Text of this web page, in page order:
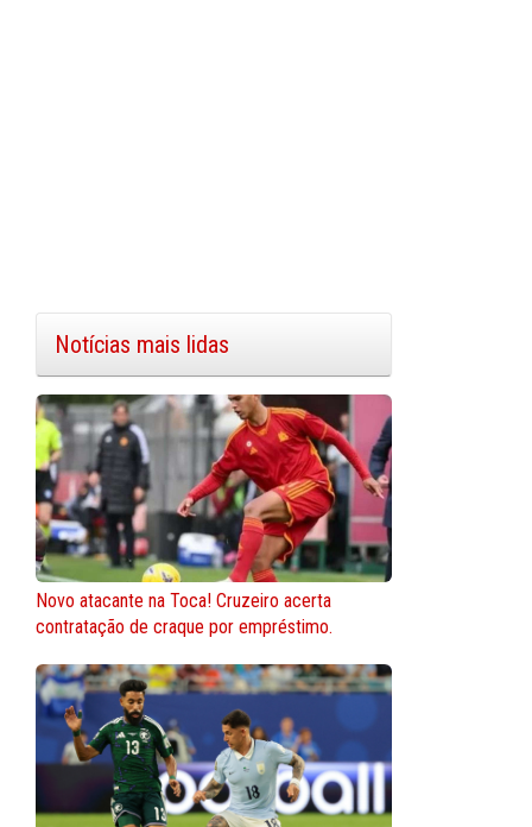
Notícias mais lidas
Novo atacante na Toca! Cruzeiro acerta
contratação de craque por empréstimo.